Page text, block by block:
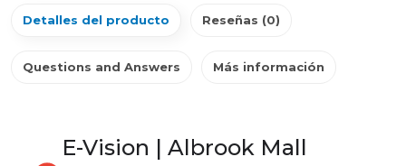
Detalles del producto Reseñas (0)
Questions and Answers Más información
E-Vision | Albrook Mall